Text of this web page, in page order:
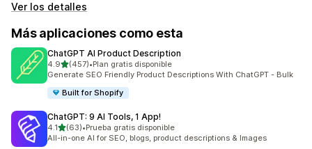
Ver los detalles
Más aplicaciones como esta
ChatGPT AI Product Description
4.9de 5 estrellas
(457)
457 reseñas en total
•Plan gratis disponible
Generate SEO Friendly Product Descriptions With ChatGPT - Bulk
Built for Shopify
ChatGPT: 9 AI Tools, 1 App!
4.1de 5 estrellas
(63)
63 reseñas en total
•Prueba gratis disponible
All-in-one AI for SEO, blogs, product descriptions & Images